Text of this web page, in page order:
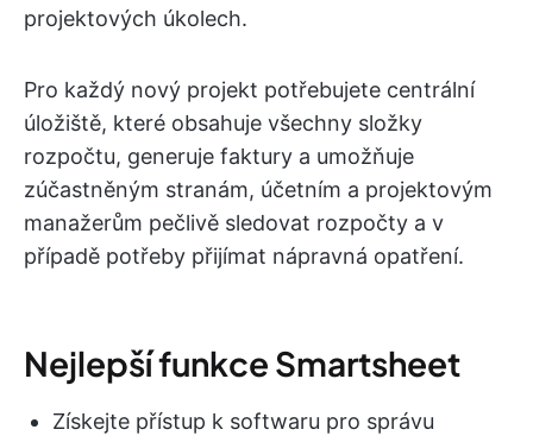
projektových úkolech.
Pro každý nový projekt potřebujete centrální
úložiště, které obsahuje všechny složky
rozpočtu, generuje faktury a umožňuje
zúčastněným stranám, účetním a projektovým
manažerům pečlivě sledovat rozpočty a v
případě potřeby přijímat nápravná opatření.
Nejlepší funkce Smartsheet
Získejte přístup k softwaru pro správu